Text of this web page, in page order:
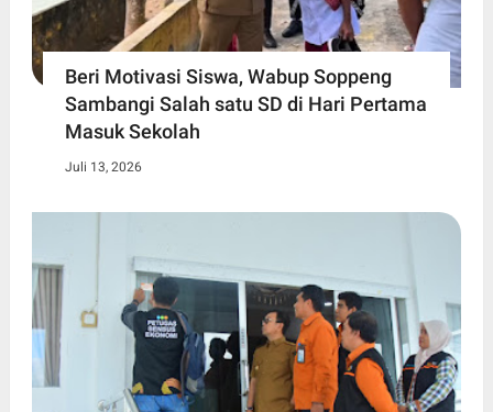
Beri Motivasi Siswa, Wabup Soppeng
Sambangi Salah satu SD di Hari Pertama
Masuk Sekolah
Juli 13, 2026